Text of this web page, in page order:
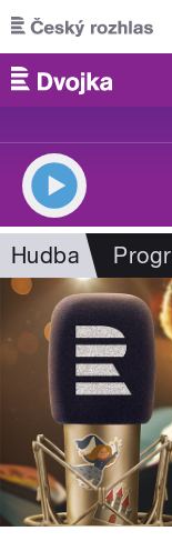
Přejít k hlavnímu
Hudba